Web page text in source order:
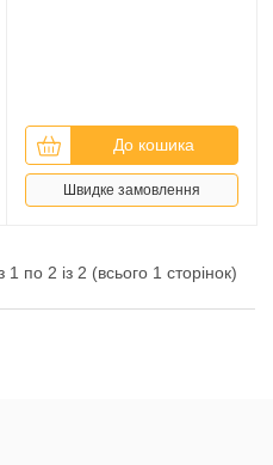
До кошика
Швидке замовлення
1 по 2 із 2 (всього 1 сторінок)